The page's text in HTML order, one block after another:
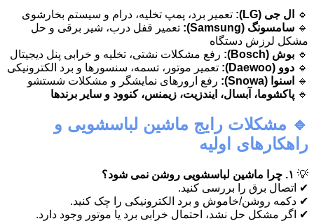
🔹 ال جی (LG):
تعمیر برد، پمپ تخلیه، درام و سیستم بخارشوی
🔹 سامسونگ (Samsung):
تعمیر قفل درب، شیر برقی و حل
مشکل لرزش دستگاه
🔹 بوش (Bosch):
رفع مشکلات نشتی، تخلیه و خرابی پنل دیجیتال
🔹 دوو (Daewoo):
تعمیر موتور، تسمه، سنسورها و برد الکترونیکی
🔹
اسنوا (Snowa):
رفع ارورهای نمایشگر و مشکلات شستشو
🔹 پاکشوما، آبسال، ایندزیت، زیمنس، کنوود و سایر برندها
🔹 مشکلات رایج ماشین لباسشویی و
راهکارهای اولیه
💡 ۱. چرا ماشین لباسشویی روشن نمی شود؟
✔ اتصال برق را بررسی کنید.
✔ دکمه روشن/خاموش و برد الکترونیکی را چک کنید.
✔ اگر مشکل حل نشد، احتمال خرابی برد یا موتور وجود دارد.